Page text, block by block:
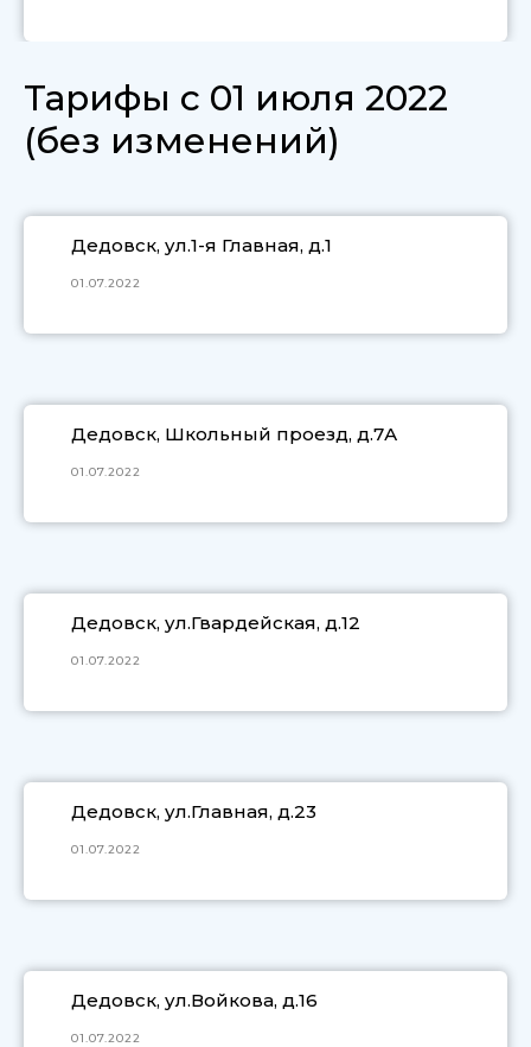
Тарифы с 01 июля 2022
(без изменений)
Дедовск, ул.1-я Главная, д.1
01.07.2022
Дедовск, Школьный проезд, д.7А
01.07.2022
Дедовск, ул.Гвардейская, д.12
01.07.2022
Дедовск, ул.Главная, д.23
01.07.2022
Дедовск, ул.Войкова, д.16
01.07.2022